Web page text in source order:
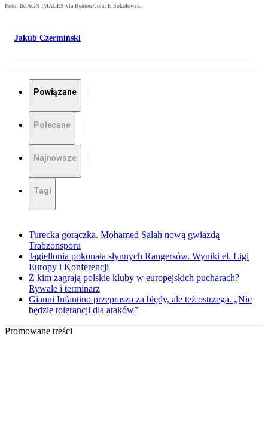
Foto: IMAGN IMAGES via Reuters/John E Sokolowski
Jakub Czermiński
Powiązane
Polecane
Najnowsze
Tagi
Turecka gorączka. Mohamed Salah nową gwiazdą
Trabzonsporu
Jagiellonia pokonała słynnych Rangersów. Wyniki el. Ligi
Europy i Konferencji
Z kim zagrają polskie kluby w europejskich pucharach?
Rywale i terminarz
Gianni Infantino przeprasza za błędy, ale też ostrzega. „Nie
będzie tolerancji dla ataków”
Promowane treści